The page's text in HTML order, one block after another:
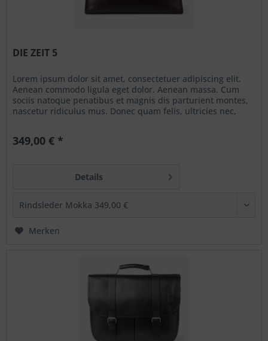
DIE ZEIT 5
Lorem ipsum dolor sit amet, consectetuer adipiscing elit.
Aenean commodo ligula eget dolor. Aenean massa. Cum
sociis natoque penatibus et magnis dis parturient montes,
nascetur ridiculus mus. Donec quam felis, ultricies nec,
vulputate eget, arcu. In enim justo,...
349,00 € *
Details
Merken